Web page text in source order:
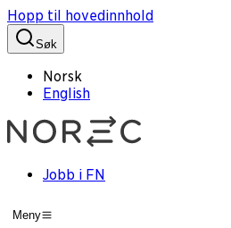
Hopp til hovedinnhold
Søk
Norsk
English
Jobb i FN
Meny